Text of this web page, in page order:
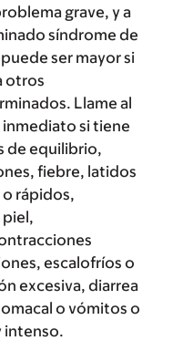
grave, y a
síndrome de
ser mayor si
otros
Llame al
si tiene
de equilibrio,
fiebre, latidos
rápidos,
escalofríos o
excesiva, diarrea
o vómitos o
intenso.